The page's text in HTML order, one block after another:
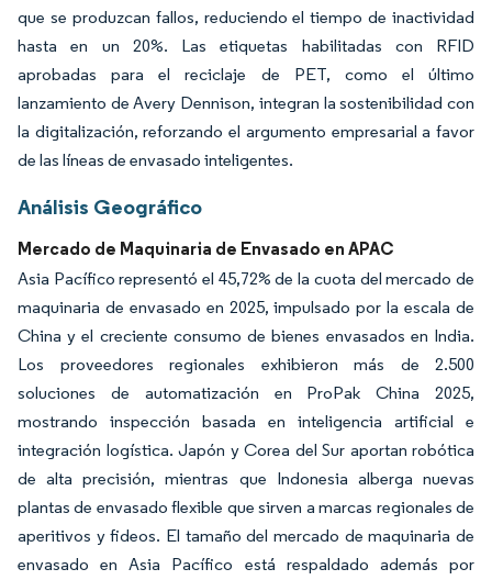
que se produzcan fallos, reduciendo el tiempo de inactividad
hasta en un 20%. Las etiquetas habilitadas con RFID
aprobadas para el reciclaje de PET, como el último
lanzamiento de Avery Dennison, integran la sostenibilidad con
la digitalización, reforzando el argumento empresarial a favor
de las líneas de envasado inteligentes.
Análisis Geográfico
Mercado de Maquinaria de Envasado en APAC
Asia Pacífico representó el 45,72% de la cuota del mercado de
maquinaria de envasado en 2025, impulsado por la escala de
China y el creciente consumo de bienes envasados en India.
Los proveedores regionales exhibieron más de 2.500
soluciones de automatización en ProPak China 2025,
mostrando inspección basada en inteligencia artificial e
integración logística. Japón y Corea del Sur aportan robótica
de alta precisión, mientras que Indonesia alberga nuevas
plantas de envasado flexible que sirven a marcas regionales de
aperitivos y fideos. El tamaño del mercado de maquinaria de
envasado en Asia Pacífico está respaldado además por